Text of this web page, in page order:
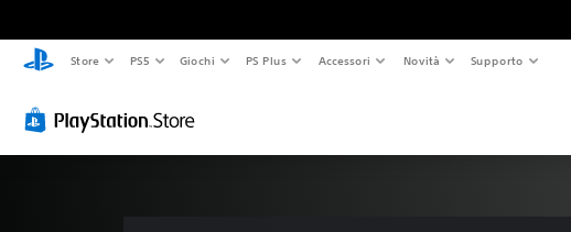
Store PS5 Giochi PS Plus Accessori Novità Supporto